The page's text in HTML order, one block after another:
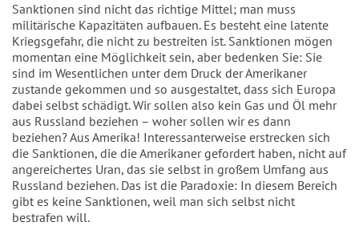
Sanktionen sind nicht das richtige Mittel; man muss
militärische Kapazitäten aufbauen. Es besteht eine latente
Kriegsgefahr, die nicht zu bestreiten ist. Sanktionen mögen
momentan eine Möglichkeit sein, aber bedenken Sie: Sie
sind im Wesentlichen unter dem Druck der Amerikaner
zustande gekommen und so ausgestaltet, dass sich Europa
dabei selbst schädigt. Wir sollen also kein Gas und Öl mehr
aus Russland beziehen – woher sollen wir es dann
beziehen? Aus Amerika! Interessanterweise erstrecken sich
die Sanktionen, die die Amerikaner gefordert haben, nicht auf
angereichertes Uran, das sie selbst in großem Umfang aus
Russland beziehen. Das ist die Paradoxie: In diesem Bereich
gibt es keine Sanktionen, weil man sich selbst nicht
bestrafen will.